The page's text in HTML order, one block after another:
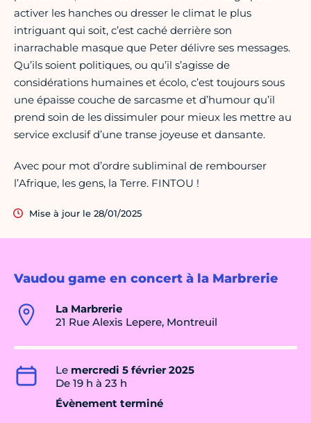
Vaudou game en concert à la Marbrerie
La Marbrerie
21 Rue Alexis Lepere, Montreuil
Le mercredi 5 février 2025
De 19 h à 23 h
Évènement terminé
activer les hanches ou dresser le climat le plus
intriguant qui soit, c’est caché derrière son
inarrachable masque que Peter délivre ses messages.
Qu’ils soient politiques, ou qu’il s’agisse de
considérations humaines et écolo, c’est toujours sous
une épaisse couche de sarcasme et d’humour qu’il
prend soin de les dissimuler pour mieux les mettre au
service exclusif d’une transe joyeuse et dansante.
Avec pour mot d’ordre subliminal de rembourser
l’Afrique, les gens, la Terre. FINTOU !
Mise à jour le 28/01/2025